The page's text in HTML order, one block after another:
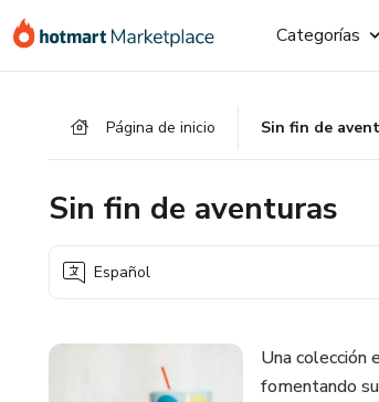
Categorías
Página de inicio Sin fin de
Sin fin de aventuras
Español
Una colección
fomentando